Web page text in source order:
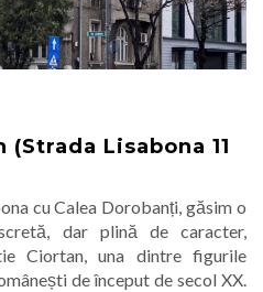
Lisabona 11
cu Calea Dorobanți, găsim o
dar plină de caracter,
Ciortan, una dintre figurile
de început de secol XX.